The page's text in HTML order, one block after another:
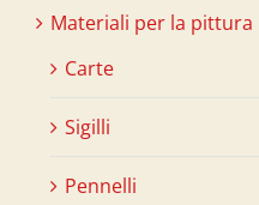
Materiali per la pittura
Carte
Sigilli
Pennelli